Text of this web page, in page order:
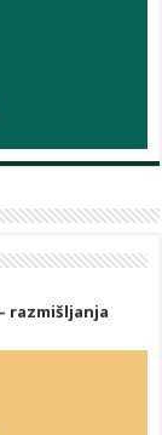
razmišljanja